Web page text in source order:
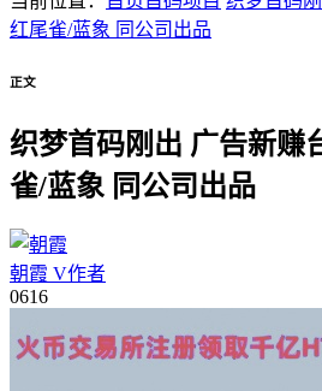
红尾雀/蓝象 同公司出品
正文
织梦首码刚出 广告新赚
雀/蓝象 同公司出品
朝霞 V作者
0616